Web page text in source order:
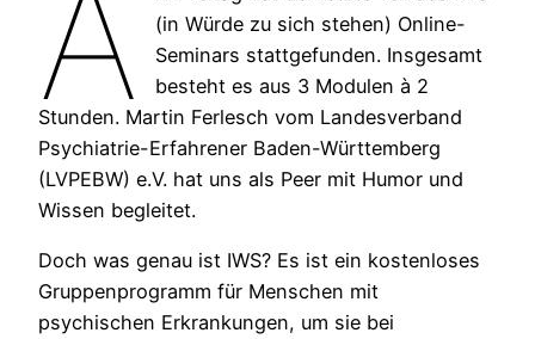
A
(in Würde zu sich stehen) Online-
Seminars stattgefunden. Insgesamt
besteht es aus 3 Modulen à 2
Stunden. Martin Ferlesch vom Landesverband
Psychiatrie-Erfahrener Baden-Württemberg
(LVPEBW) e.V. hat uns als Peer mit Humor und
Wissen begleitet.
Doch was genau ist IWS? Es ist ein kostenloses
Gruppenprogramm für Menschen mit
psychischen Erkrankungen, um sie bei